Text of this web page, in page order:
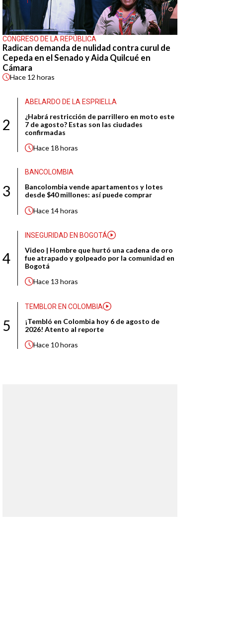
CONGRESO DE LA REPÚBLICA
Radican demanda de nulidad contra curul de
Cepeda en el Senado y Aida Quilcué en
Cámara
Hace 12 horas
2
ABELARDO DE LA ESPRIELLA
¿Habrá restricción de parrillero en moto este
7 de agosto? Estas son las ciudades
confirmadas
Hace 18 horas
3
BANCOLOMBIA
Bancolombia vende apartamentos y lotes
desde $40 millones: así puede comprar
Hace 14 horas
4
INSEGURIDAD EN BOGOTÁ
Video | Hombre que hurtó una cadena de oro
fue atrapado y golpeado por la comunidad en
Bogotá
Hace 13 horas
5
TEMBLOR EN COLOMBIA
¡Tembló en Colombia hoy 6 de agosto de
2026! Atento al reporte
Hace 10 horas